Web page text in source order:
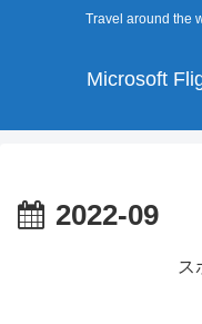
Travel around the
Microsoft
2022-09
ス